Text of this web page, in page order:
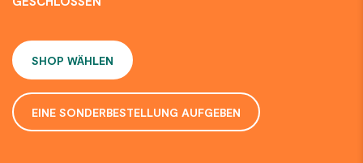
SHOP WÄHLEN
EINE SONDERBESTELLUNG AUFGEBEN